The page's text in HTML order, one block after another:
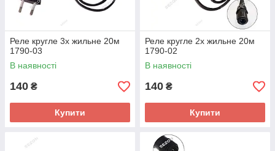
Реле кругле 3х жильне 20м
1790-03
В наявності
140 ₴
Купити
Реле кругле 2х жильне 20м
1790-02
В наявності
140 ₴
Купити